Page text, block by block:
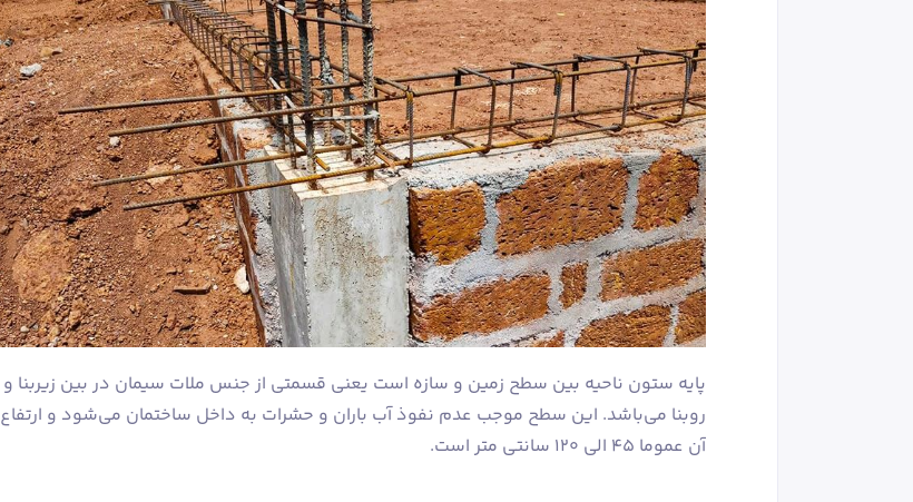
پایه ستون ناحیه بین سطح زمین و سازه است یعنی قسمتی از جنس ملات سیمان در بین زیربنا و
روبنا می‌باشد. این سطح موجب عدم نفوذ آب باران و حشرات به داخل ساختمان می‌شود و ارتفاع
آن عموما 45 الی 120 سانتی متر است.